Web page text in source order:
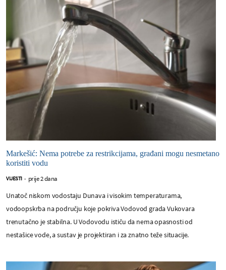
Markešić: Nema potrebe za restrikcijama, građani mogu nesmetano
koristiti vodu
VIJESTI - prije 2 dana
Unatoč niskom vodostaju Dunava i visokim temperaturama,
vodoopskrba na području koje pokriva Vodovod grada Vukovara
trenutačno je stabilna. U Vodovodu ističu da nema opasnosti od
nestašice vode, a sustav je projektiran i za znatno teže situacije.